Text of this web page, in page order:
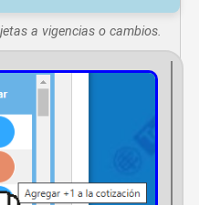
a vigencias o cambios.